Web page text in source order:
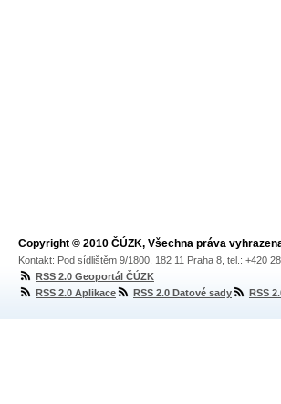
Copyright © 2010 ČÚZK, Všechna práva
Kontakt: Pod sídlištěm 9/1800, 182 11 Praha 8, tel.: +420
RSS 2.0 Geoportál ČÚZK
RSS 2.0 Aplikace
RSS 2.0 Datové sady RSS